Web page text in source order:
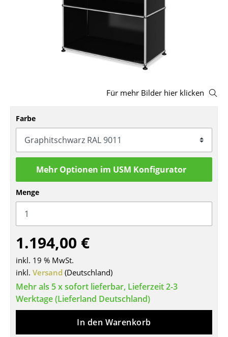
Schaukelstühle
Bürodrehstühle
Konferenzstühle
Einzelteile
... alle Sitzmöbel
Tische
Esstische
Beistelltische
Couchtische
Für mehr Bilder hier klicken
Farbe
Mehr Optionen im USM Konfigurator
Menge
1.194,00 €
inkl. 19 % MwSt.
inkl. Versand (Deutschland)
Mehr als 5 x sofort lieferbar, Lieferzeit 2-3
Werktage (Lieferland Deutschland)
In den Warenkorb